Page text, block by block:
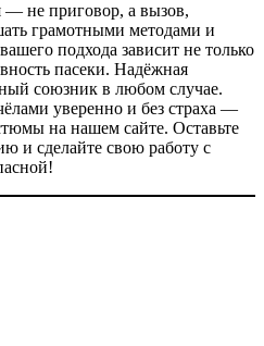
— не приговор, а вызов,
грамотными методами и
подхода зависит не только
пасеки. Надёжная
союзник в любом случае.
уверенно и без страха —
на нашем сайте. Оставьте
и сделайте свою работу с